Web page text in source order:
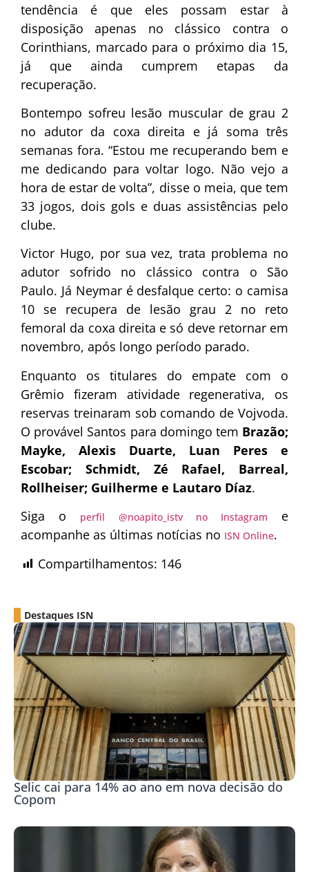
tendência é que eles possam estar à
disposição apenas no clássico contra o
Corinthians, marcado para o próximo dia 15,
já que ainda cumprem etapas da
recuperação.
Bontempo sofreu lesão muscular de grau 2
no adutor da coxa direita e já soma três
semanas fora. “Estou me recuperando bem e
me dedicando para voltar logo. Não vejo a
hora de estar de volta”, disse o meia, que tem
33 jogos, dois gols e duas assistências pelo
clube.
Victor Hugo, por sua vez, trata problema no
adutor sofrido no clássico contra o São
Paulo. Já Neymar é desfalque certo: o camisa
10 se recupera de lesão grau 2 no reto
femoral da coxa direita e só deve retornar em
novembro, após longo período parado.
Enquanto os titulares do empate com o
Grêmio fizeram atividade regenerativa, os
reservas treinaram sob comando de Vojvoda.
O provável Santos para domingo tem Brazão;
Mayke, Alexis Duarte, Luan Peres e
Escobar; Schmidt, Zé Rafael, Barreal,
Rollheiser; Guilherme e Lautaro Díaz.
Siga o
perfil @noapito_istv no Instagram
e
acompanhe as últimas notícias no ISN Online.
Compartilhamentos: 146
Destaques ISN
Selic cai para 14% ao ano em nova decisão do
Copom